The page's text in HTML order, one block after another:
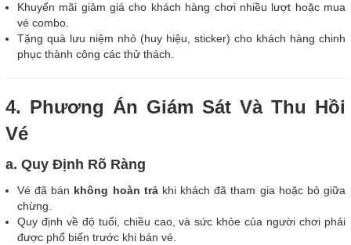
Khuyến mãi giảm giá cho khách hàng chơi nhiều lượt hoặc mua
vé combo.
Tặng quà lưu niệm nhỏ (huy hiệu, sticker) cho khách hàng chinh
phục thành công các thử thách.
4. Phương Án Giám Sát Và Thu Hồi
Vé
a. Quy Định Rõ Ràng
Vé đã bán không hoàn trảkhi khách đã tham gia hoặc bỏ giữa
chừng.
Quy định về độ tuổi, chiều cao, và sức khỏe của người chơi phải
được phổ biến trước khi bán vé.